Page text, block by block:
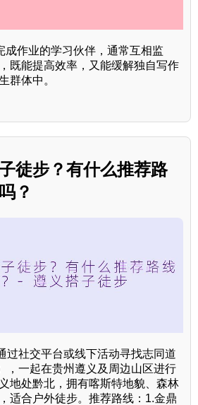
成作业的学习伙伴，通常互相监
既能提高效率，又能缓解独自写作
群体中。
徒步？有什么推荐路
？
过社交平台或线下活动寻找志同道
，一起在贵州遵义及周边山区进行
地处黔北，拥有喀斯特地貌、森林
适合户外徒步。推荐路线：1.金鼎